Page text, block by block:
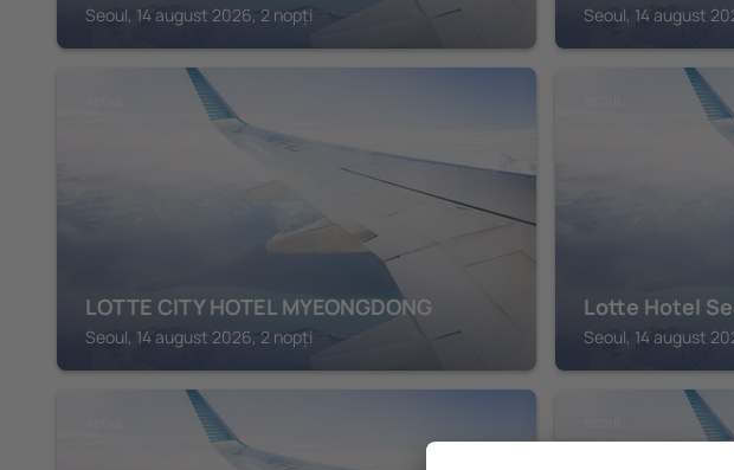
Seoul, 14 august 2026, 2 nopți Seoul, 14 august
LOTTE CITY HOTEL MYEONGDONG
Seoul, 14 august 2026, 2 nopți
Lotte Hotel
Seoul, 14 august